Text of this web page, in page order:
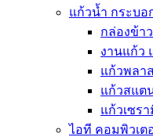
แก้วน้ำ กระบอ
กล่องข้า
งานแก้ว
แก้วพลา
แก้วสแต
แก้วเซร
ไอที คอมพิวเต